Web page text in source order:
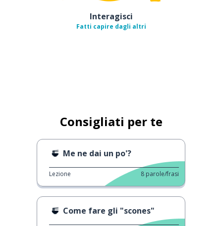
Interagisci
Fatti capire dagli altri
Consigliati per te
Me ne dai un po'?
Lezione 8 parole/frasi
Come fare gli "scones"